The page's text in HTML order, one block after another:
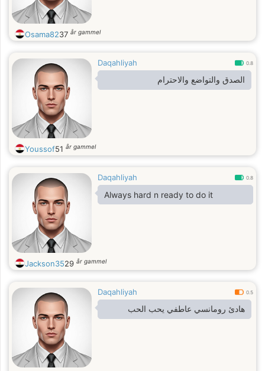
Osama8237 år gammel
Daqahliyah 0.8
الصدق والتواضع والاحترام
Youssof51 år gammel
Daqahliyah 0.8
Always hard n ready to do it
Jackson3529 år gammel
Daqahliyah 0.5
هادئ رومانسي عاطفي يحب الحب